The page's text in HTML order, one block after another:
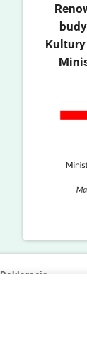
Deklaracja